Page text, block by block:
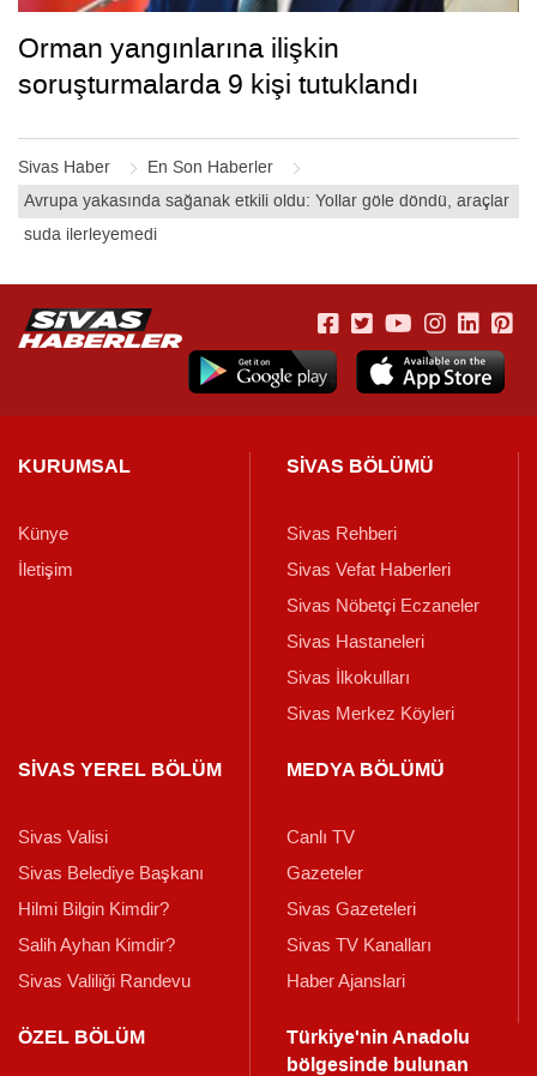
Sivas Haber
En Son Haberler
Avrupa yakasında sağanak etkili oldu: Yollar göle döndü, araçlar
suda ilerleyemedi
Orman yangınlarına ilişkin
soruşturmalarda 9 kişi tutuklandı
KURUMSAL
Künye
İletişim
SİVAS BÖLÜMÜ
Sivas Rehberi
Sivas Vefat Haberleri
Sivas Nöbetçi Eczaneler
Sivas Hastaneleri
Sivas İlkokulları
Sivas Merkez Köyleri
SİVAS YEREL BÖLÜM
Sivas Valisi
Sivas Belediye Başkanı
Hilmi Bilgin Kimdir?
Salih Ayhan Kimdir?
Sivas Valiliği Randevu
MEDYA BÖLÜMÜ
Canlı TV
Gazeteler
Sivas Gazeteleri
Sivas TV Kanalları
Haber Ajanslari
ÖZEL BÖLÜM
Türkiye'nin Anadolu
bölgesinde bulunan